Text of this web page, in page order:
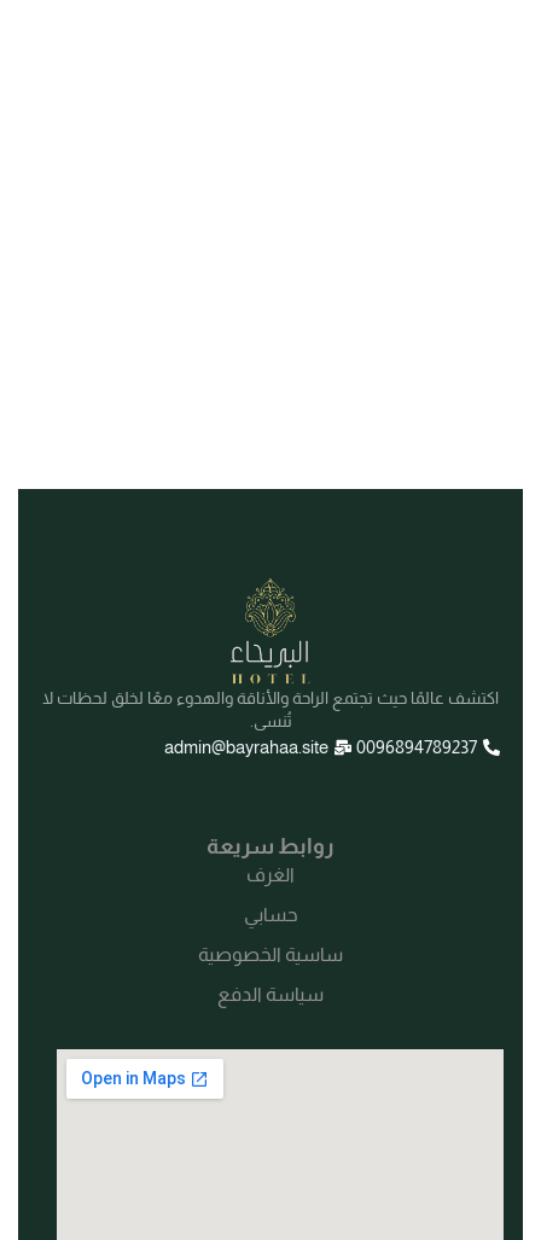
اكتشف عالمًا حيث تجتمع الراحة والأناقة والهدوء معًا لخلق لحظات لا
تُنسى.
0096894789237
admin@bayrahaa.site
روابط سريعة
الغرف
حسابي
ساسية الخصوصية
سياسة الدفع